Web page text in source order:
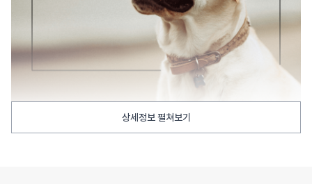
상세정보 펼쳐보기